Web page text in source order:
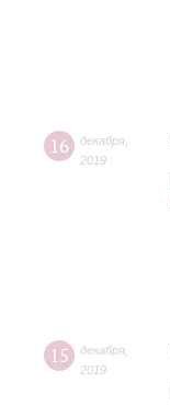
16 декабря
2019
15 декабря
2019